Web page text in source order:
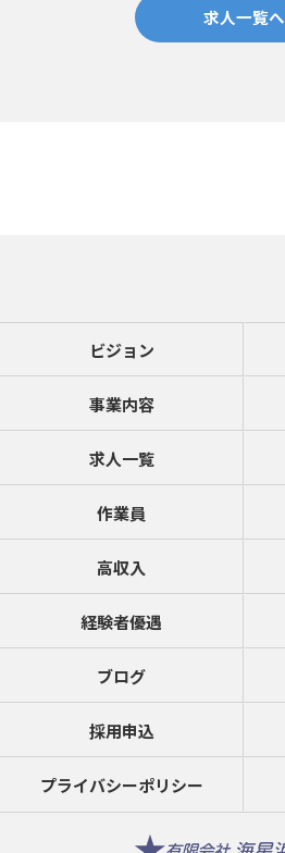
求人一覧へ
ビジョン
事業内容
求人一覧
作業員
高収入
経験者優遇
ブログ
採用申込
プライバシーポリシー